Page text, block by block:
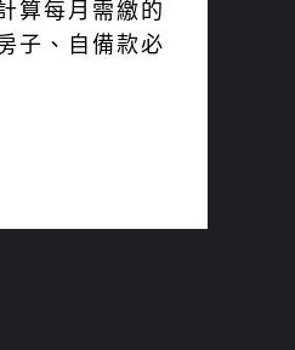
算每月需繳的
子、自備款必